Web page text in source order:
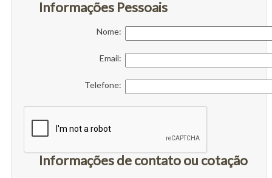
Informações Pessoais
Nome:
Email:
Telefone:
Informações de contato ou cotação